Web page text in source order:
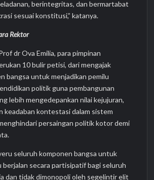
berintegritas, dan bermartabat
sesuai konstitusi,” katanya.
Rektor
dr Ova Emilia, para pimpinan
10 bulir petisi, dari mengajak
bangsa untuk menjadikan pemilu
politik guna pembangunan
lebih mengedepankan nilai kejujuran,
keadaban kontestasi dalam sistem
persaingan politik kotor demi
seluruh komponen bangsa untuk
berjalan secara partisipatif bagi seluruh
dan tidak dimonopoli oleh segelintir elit